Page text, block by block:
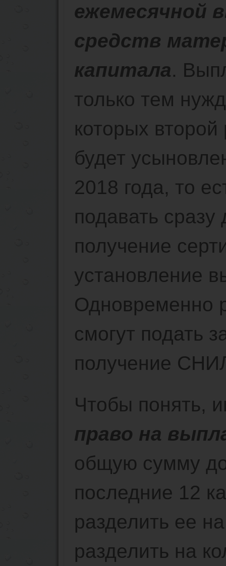
ежемесячной
средств
капитала.
только тем
которых
будет
2018 года, то
подавать
получение
установление
Одновременно
смогут подать
получение
Чтобы понять,
право на
общую сумму
последние 12
разделить ее
разделить на